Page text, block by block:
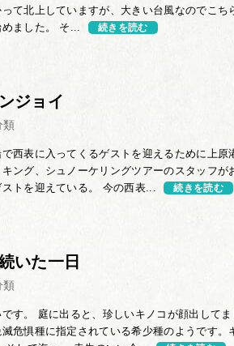
って北上していますが、大きい台風なのでこち
ました。 そ...
続きを読む
ジョイ
類
西表に入ってくるゲストを迎えるために上原
ング、シュノーケリングツアーのスタッフが
トを迎えている。 今の西表...
続きを読む
いた一日
類
す。 庭に出ると、珍しいキノコが顔出して
危惧種に指定されている希少種のようです。